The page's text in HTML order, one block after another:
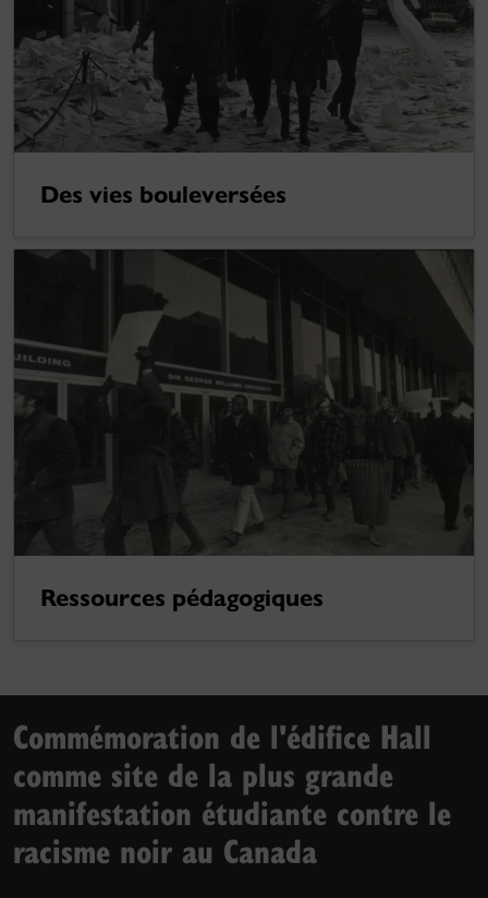
Des vies bouleversées
Ressources pédagogiques
Commémoration de l'édifice Hall
comme site de la plus grande
manifestation étudiante contre le
racisme noir au Canada